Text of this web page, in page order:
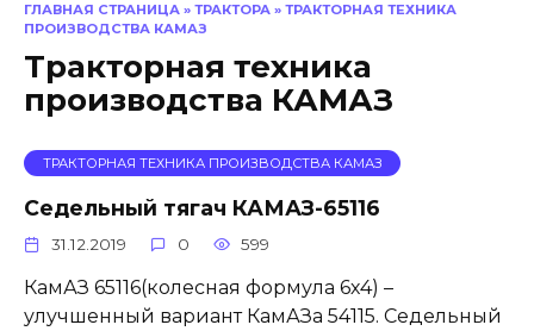
ГЛАВНАЯ СТРАНИЦА » ТРАКТОРА » ТРАКТОРНАЯ ТЕХНИКА
ПРОИЗВОДСТВА КАМАЗ
Тракторная техника
производства КАМАЗ
ТРАКТОРНАЯ ТЕХНИКА ПРОИЗВОДСТВА КАМАЗ
Cедельный тягач КАМАЗ-65116
31.12.2019 0 599
КамАЗ 65116(колесная формула 6х4) –
улучшенный вариант КамАЗа 54115. Седельный